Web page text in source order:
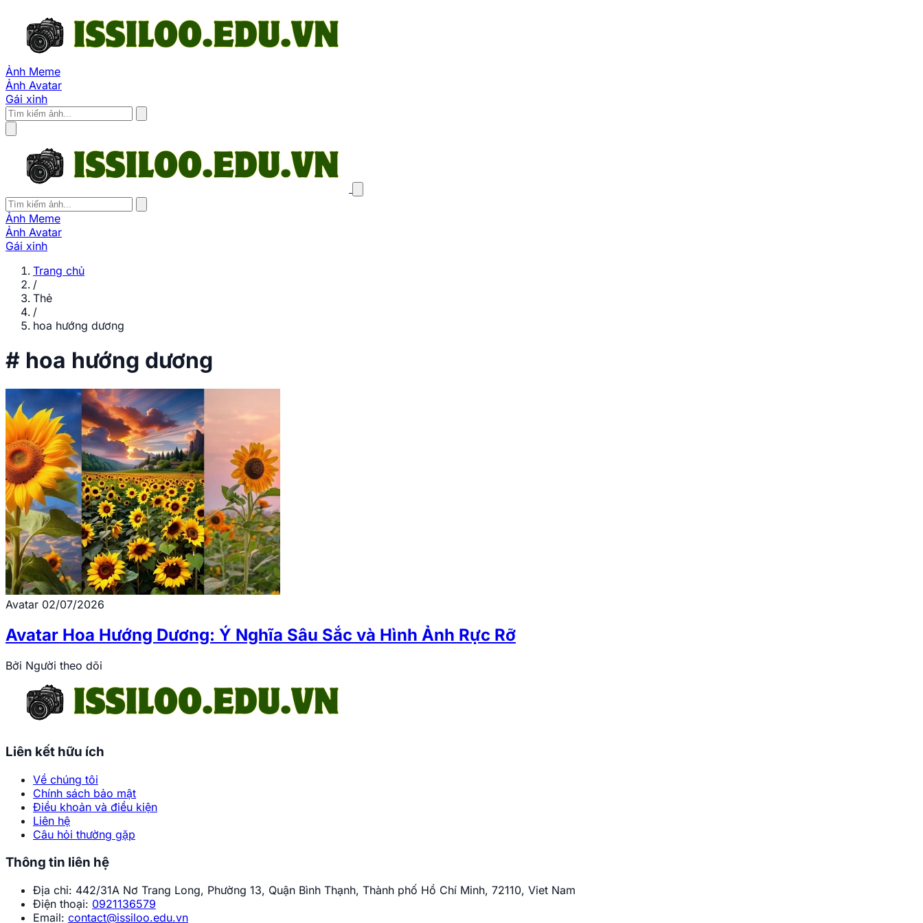
Ảnh Meme
Ảnh Avatar
Gái xinh
Ảnh Meme
Ảnh Avatar
Gái xinh
Trang chủ
/
Thẻ
/
hoa hướng dương
# hoa hướng dương
Avatar 02/07/2026
Avatar Hoa Hướng Dương: Ý Nghĩa Sâu Sắc và Hình Ảnh Rực Rỡ
Bởi Người theo dõi
Liên kết hữu ích
Về chúng tôi
Chính sách bảo mật
Điều khoản và điều kiện
Liên hệ
Câu hỏi thường gặp
Thông tin liên hệ
Địa chỉ: 442/31A Nơ Trang Long, Phường 13, Quận Bình Thạnh, Thành phố Hồ Chí Minh, 72110, Viet Nam
Điện thoại: 0921136579
Email: contact@issiloo.edu.vn